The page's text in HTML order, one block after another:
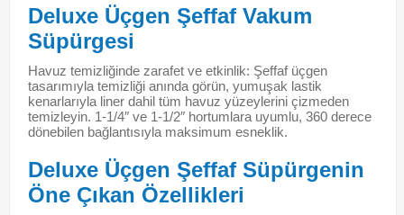
Deluxe Üçgen Şeffaf Vakum
Süpürgesi
Havuz temizliğinde zarafet ve etkinlik: Şeffaf üçgen
tasarımıyla temizliği anında görün, yumuşak lastik
kenarlarıyla liner dahil tüm havuz yüzeylerini çizmeden
temizleyin. 1-1/4″ ve 1-1/2″ hortumlara uyumlu, 360 derece
dönebilen bağlantısıyla maksimum esneklik.
Deluxe Üçgen Şeffaf Süpürgenin
Öne Çıkan Özellikleri